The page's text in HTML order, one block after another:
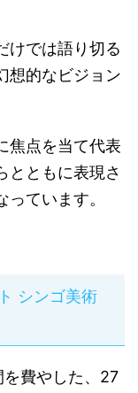
けでは語り切る
想的なビジョン
焦点を当て代表
とともに表現さ
ています。
シンゴ美術
費やした、27